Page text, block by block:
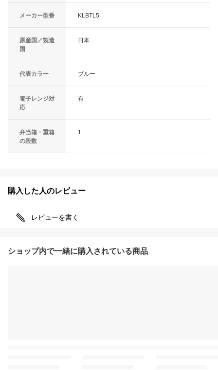
メーカー型番 KLBTL5
原産国／製造
国
日本
代表カラー ブルー
電子レンジ対
応
有
弁当箱・重箱
の段数
1
購入した人のレビュー
レビューを書く
ショップ内で一緒に購入されている商品